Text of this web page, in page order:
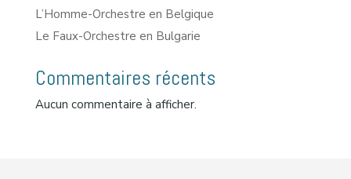
L’Homme-Orchestre en Belgique
Le Faux-Orchestre en Bulgarie
Commentaires récents
Aucun commentaire à afficher.